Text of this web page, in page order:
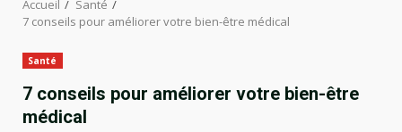
Accueil
Santé
7 conseils pour améliorer votre bien-être médical
Santé
7 conseils pour améliorer votre bien-être
médical